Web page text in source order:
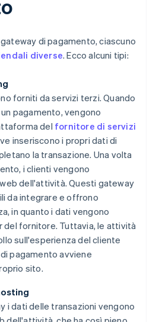
di pagamento, ciascuno
diverse. Ecco alcuni tipi:
forniti da servizi terzi. Quando
pagamento, vengono
del fornitore di servizi
inseriscono i propri dati di
la transazione. Una volta
i clienti vengono
dell'attività. Questi gateway
da integrare e offrono
in quanto i dati vengono
del fornitore. Tuttavia, le attività
sull'esperienza del cliente
pagamento avviene
sito.
i dati delle transazioni vengono